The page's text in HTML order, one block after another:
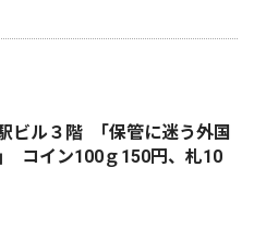
ビル３階 ｢保管に迷う外国
コイン100ｇ150円、札10